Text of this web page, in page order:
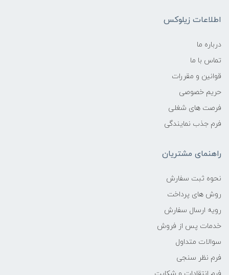
اطلاعات زیلوکس
درباره ما
تماس با ما
قوانین و مقررات
حریم خصوصی
فرصت های شغلی
فرم جذب نمایندگی
راهنمای مشتریان
نحوه ثبت سفارش
روش های پرداخت
رویه ارسال سفارش
خدمات پس از فروش
سوالات متداول
فرم نظر سنجی